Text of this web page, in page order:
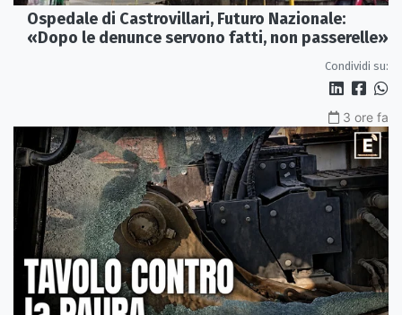
Ospedale di Castrovillari, Futuro Nazionale:
«Dopo le denunce servono fatti, non passerelle»
Condividi su:
3 ore fa